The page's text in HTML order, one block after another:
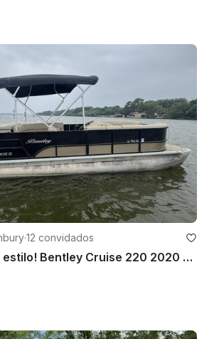
estiver a bordo.
garantir que você tenha uma experiência
Vamos torná-lo seguro, divertido
locatário será responsável por abastecer
na Stumpy's Marina no final do
de crédito será usado nas bombas de
·12 convidados
Navegue com estilo! Bentley Cruise 220 2020 - 140 CV - Dias em Epic Lake Await